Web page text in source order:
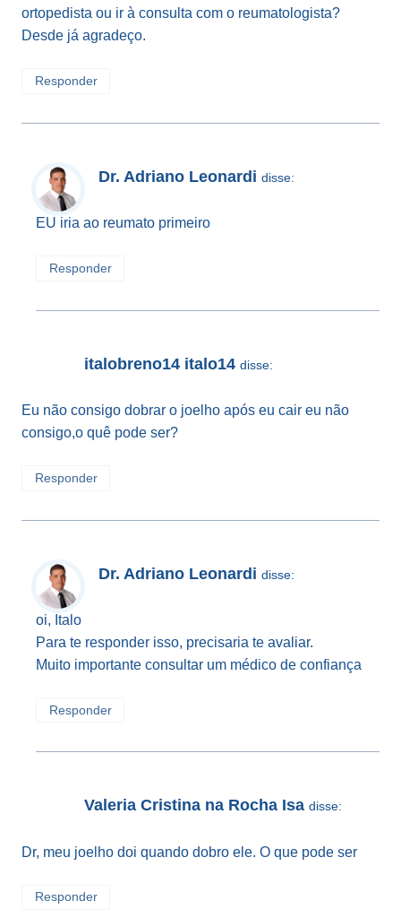
ortopedista ou ir à consulta com o reumatologista?
Desde já agradeço.
Responder
Dr. Adriano Leonardi disse:
EU iria ao reumato primeiro
Responder
italobreno14 italo14 disse:
Eu não consigo dobrar o joelho após eu cair eu não
consigo,o quê pode ser?
Responder
Dr. Adriano Leonardi disse:
oi, Italo
Para te responder isso, precisaria te avaliar.
Muito importante consultar um médico de confiança
Responder
Valeria Cristina na Rocha Isa disse:
Dr, meu joelho doi quando dobro ele. O que pode ser
Responder